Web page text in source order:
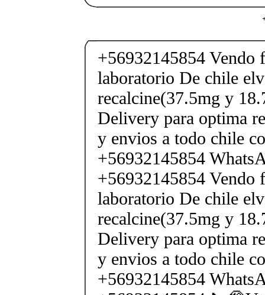
+56932145854 Vendo
laboratorio De chile
recalcine(37.5mg y
Delivery para optima
y envios a todo chile
+56932145854
+56932145854 Vendo
laboratorio De chile
recalcine(37.5mg y
Delivery para optima
y envios a todo chile
+56932145854